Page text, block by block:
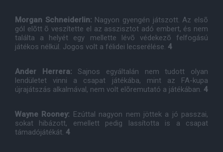
Morgan Schneiderlin: Nagyon gyengén játszott. Az elsõ
gól elõtt õ veszítette el az asszisztot adó embert, és nem
találta a helyét egy mellette lévõ védekezõ felfogású
játékos nélkül. Jogos volt a félidei lecserélése. 4
Ander Herrera:Sajnos egyáltalán nem tudott olyan
lendületet vinni a csapat játékába, mint az FA-kupa
újrajátszás alkalmával, nem volt elõremutató a játékában. 4
Wayne Rooney: Ezúttal nagyon nem jöttek a jó passzai,
sokat hibázott, emellett pedig lassította is a csapat
támadójátékát. 4